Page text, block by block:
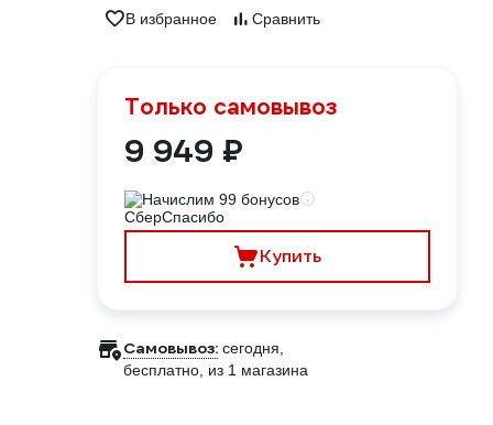
В избранное Сравнить
Только самовывоз
9 949 ₽
Начислим 99 бонусов
Купить
Самовывоз: сегодня,
бесплатно , из 1 магазина